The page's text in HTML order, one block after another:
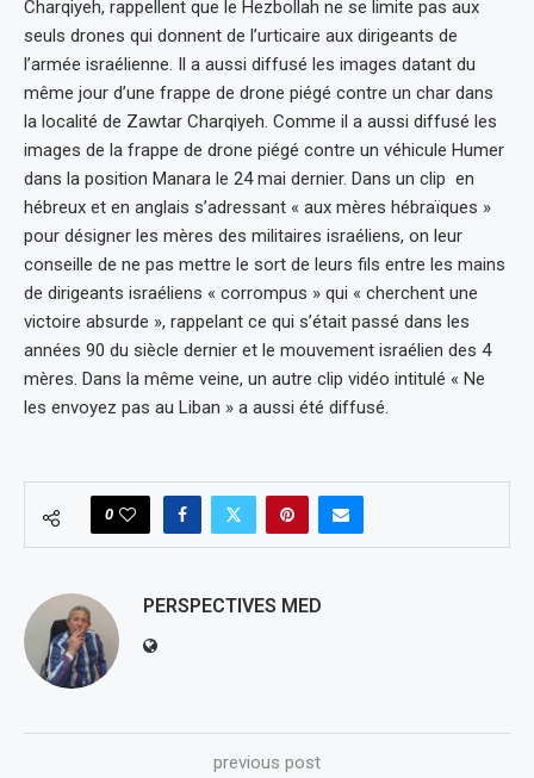
Charqiyeh, rappellent que le Hezbollah ne se limite pas aux
seuls drones qui donnent de l’urticaire aux dirigeants de
l’armée israélienne. Il a aussi diffusé les images datant du
même jour d’une frappe de drone piégé contre un char dans
la localité de Zawtar Charqiyeh. Comme il a aussi diffusé les
images de la frappe de drone piégé contre un véhicule Humer
dans la position Manara le 24 mai dernier. Dans un clip en
hébreux et en anglais s’adressant « aux mères hébraïques »
pour désigner les mères des militaires israéliens, on leur
conseille de ne pas mettre le sort de leurs fils entre les mains
de dirigeants israéliens « corrompus » qui « cherchent une
victoire absurde », rappelant ce qui s’était passé dans les
années 90 du siècle dernier et le mouvement israélien des 4
mères. Dans la même veine, un autre clip vidéo intitulé « Ne
les envoyez pas au Liban » a aussi été diffusé.
0
PERSPECTIVES MED
previous post